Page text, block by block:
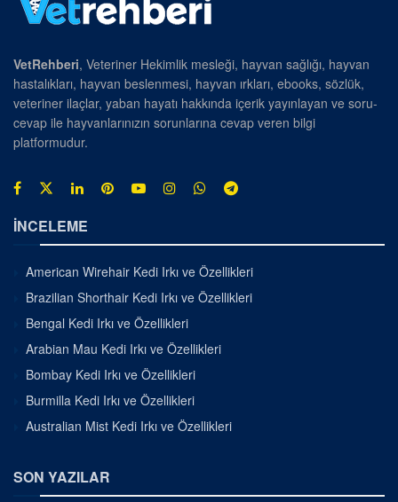
VetRehberi, Veteriner Hekimlik mesleği, hayvan sağlığı, hayvan
hastalıkları, hayvan beslenmesi, hayvan ırkları, ebooks, sözlük,
veteriner ilaçlar, yaban hayatı hakkında içerik yayınlayan ve soru-
cevap ile hayvanlarınızın sorunlarına cevap veren bilgi
platformudur.
İNCELEME
American Wirehair Kedi Irkı ve Özellikleri
Brazilian Shorthair Kedi Irkı ve Özellikleri
Bengal Kedi Irkı ve Özellikleri
Arabian Mau Kedi Irkı ve Özellikleri
Bombay Kedi Irkı ve Özellikleri
Burmilla Kedi Irkı ve Özellikleri
Australian Mist Kedi Irkı ve Özellikleri
SON YAZILAR